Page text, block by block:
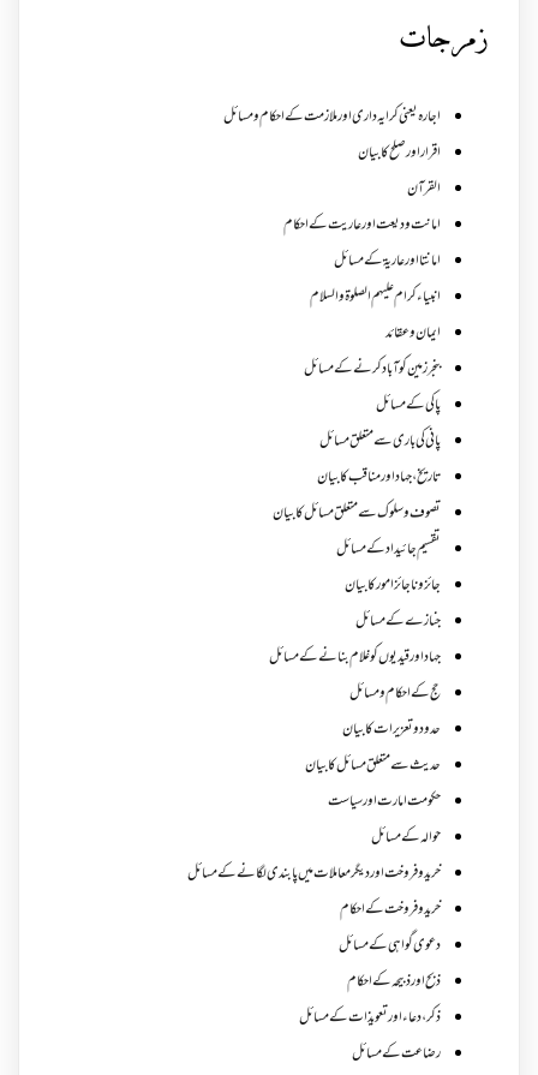
زمرجات
اجارہ یعنی کرایہ داری اور ملازمت کے احکام و مسائل
اقرار اور صلح کا بیان
القرآن
امانت ودیعت اورعاریت کے احکام
امانتا اور عاریة کے مسائل
انبیاء کرام علیہم الصلوۃ والسلام
ایمان وعقائد
بنجر زمین کو آباد کرنے کے مسائل
پاکی کے مسائل
پانی کی باری سے متعلق مسائل
تاریخ،جہاد اور مناقب کا بیان
تصوف و سلوک سے متعلق مسائل کا بیان
تقسیم جائیداد کے مسائل
جائز و ناجائزامور کا بیان
جنازے کےمسائل
جہاد اور قیدیوں کو غلام بنانے کے مسائل
حج کے احکام ومسائل
حدود و تعزیرات کا بیان
حدیث سے متعلق مسائل کا بیان
حکومت امارت اور سیاست
حوالہ کے مسائل
خرید و فروخت اور دیگر معاملات میں پابندی لگانے کے مسائل
خرید و فروخت کے احکام
دعوی گواہی کے مسائل
ذبح اور ذبیحہ کے احکام
ذکر،دعاء اور تعویذات کے مسائل
رضاعت کے مسائل